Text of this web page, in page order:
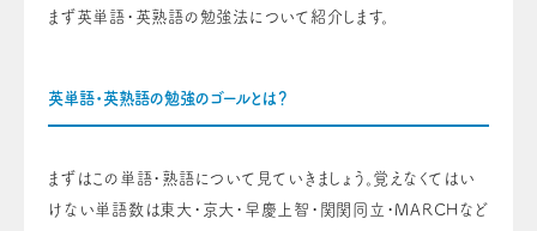
まず英単語・英熟語の勉強法について紹介します。
英単語・英熟語の勉強のゴールとは？
まずはこの単語・熟語について見ていきましょう。覚えなくてはい
けない単語数は東大・京大・早慶上智・関関同立・MARCHなど